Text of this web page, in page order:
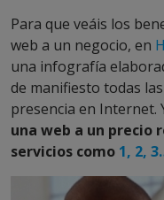
Para que veáis los
web a un negocio, en
una infografía
de manifiesto todas
presencia en Internet.
una web a un precio
servicios como 1, 2,